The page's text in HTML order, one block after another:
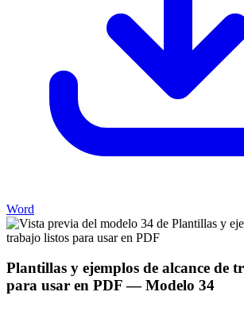
Word
Plantillas y ejemplos de alcance de
para usar en PDF— Modelo 34